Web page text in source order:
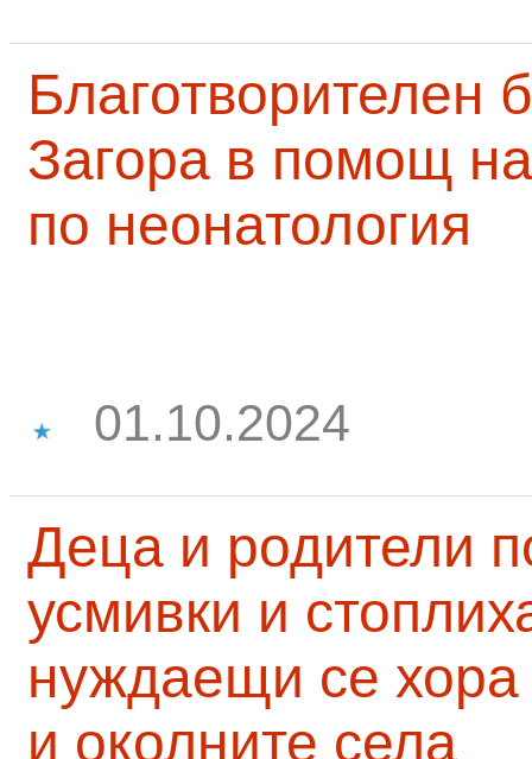
Благотворителен
Загора в помощ
по неонатология
01.10.2024
Деца и родители
усмивки и
нуждаещи се
и околните села